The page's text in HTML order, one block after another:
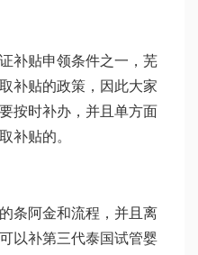
补贴申领条件之一，芜
补贴的政策，因此大家
按时补办，并且单方面
补贴的。
条阿金和流程，并且离
以补第三代泰国试管婴